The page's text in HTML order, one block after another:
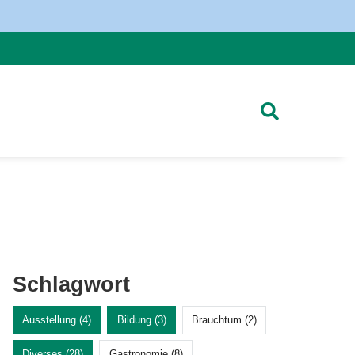
Schlagwort
Ausstellung (4) Bildung (3) Brauchtum (2)